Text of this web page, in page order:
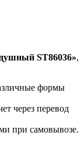
ST86036»,
формы
через перевод
при самовывозе.